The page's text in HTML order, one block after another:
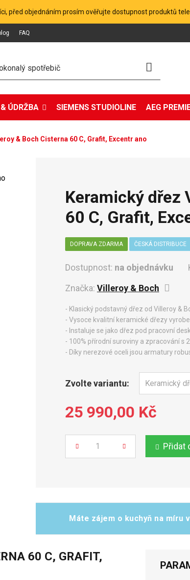
před objednáním prosím ověřujte dostupnost produktů
FAQ
ÚDRŽBA SIEMENS STUDIOLINE AEG
& Boch Cisterna 60 C, Grafit, Excentr ano
Keramický dřez
60 C, Grafit,
DOPRAVA ZDARMA ČESKÁ DISTRIBUCE
Dostupnost: na objednávku
Značka: Villeroy & Boch
- Klasický podstavný dřez od Villeroy &
- Vysoce kvalitní keramické dřezy
- Instaluje se jako dřez pod pracovní
- 100% přírodní suroviny a zpracování s
- Díky nerezové oceli jsou armatury
Zvolte variantu:
25 990,00 Kč
Počet Přidat
Máte zájem o kuchyň na míru
60 C, GRAFIT,